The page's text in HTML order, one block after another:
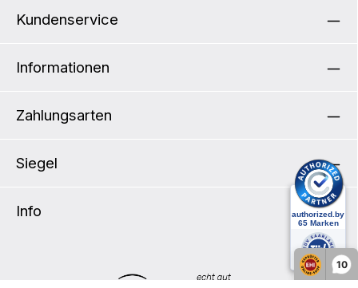
10
Kundenservice
Informationen
Zahlungsarten
Siegel
Info